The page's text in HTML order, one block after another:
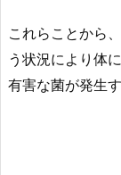
これらことから
う状況により体
有害な菌が発生